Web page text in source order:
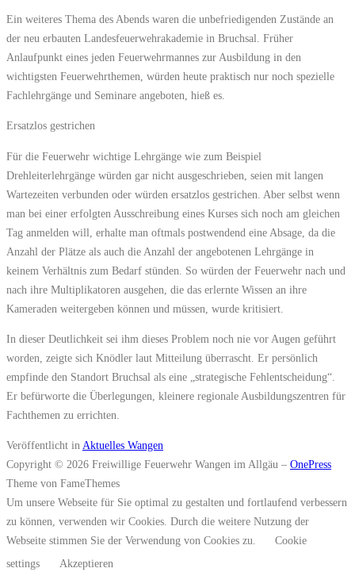
Ein weiteres Thema des Abends waren die unbefriedigenden Zustände an
der neu erbauten Landesfeuerwehrakademie in Bruchsal. Früher
Anlaufpunkt eines jeden Feuerwehrmannes zur Ausbildung in den
wichtigsten Feuerwehrthemen, würden heute praktisch nur noch spezielle
Fachlehrgänge und Seminare angeboten, hieß es.
Ersatzlos gestrichen
Für die Feuerwehr wichtige Lehrgänge wie zum Beispiel
Drehleiterlehrgänge würden gar nicht ausgeschrieben, seien mit langen
Wartezeiten verbunden oder würden ersatzlos gestrichen. Aber selbst wenn
man bei einer erfolgten Ausschreibung eines Kurses sich noch am gleichen
Tag anmelden will, erhalte man oftmals postwendend eine Absage, da die
Anzahl der Plätze als auch die Anzahl der angebotenen Lehrgänge in
keinem Verhältnis zum Bedarf stünden. So würden der Feuerwehr nach und
nach ihre Multiplikatoren ausgehen, die das erlernte Wissen an ihre
Kameraden weitergeben können und müssen, wurde kritisiert.
In dieser Deutlichkeit sei ihm dieses Problem noch nie vor Augen geführt
worden, zeigte sich Knödler laut Mitteilung überrascht. Er persönlich
empfinde den Standort Bruchsal als eine „strategische Fehlentscheidung“.
Er befürworte die Überlegungen, kleinere regionale Ausbildungszentren für
Fachthemen zu errichten.
Veröffentlicht inAktuelles Wangen
Copyright © 2026 Freiwillige Feuerwehr Wangen im Allgäu – OnePress
Theme von FameThemes
Um unsere Webseite für Sie optimal zu gestalten und fortlaufend verbessern
zu können, verwenden wir Cookies. Durch die weitere Nutzung der
Webseite stimmen Sie der Verwendung von Cookies zu.
Cookie
settings
Akzeptieren